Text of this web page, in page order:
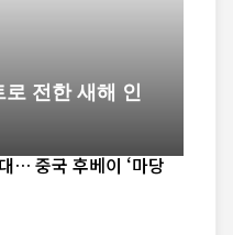
전한 새해 인